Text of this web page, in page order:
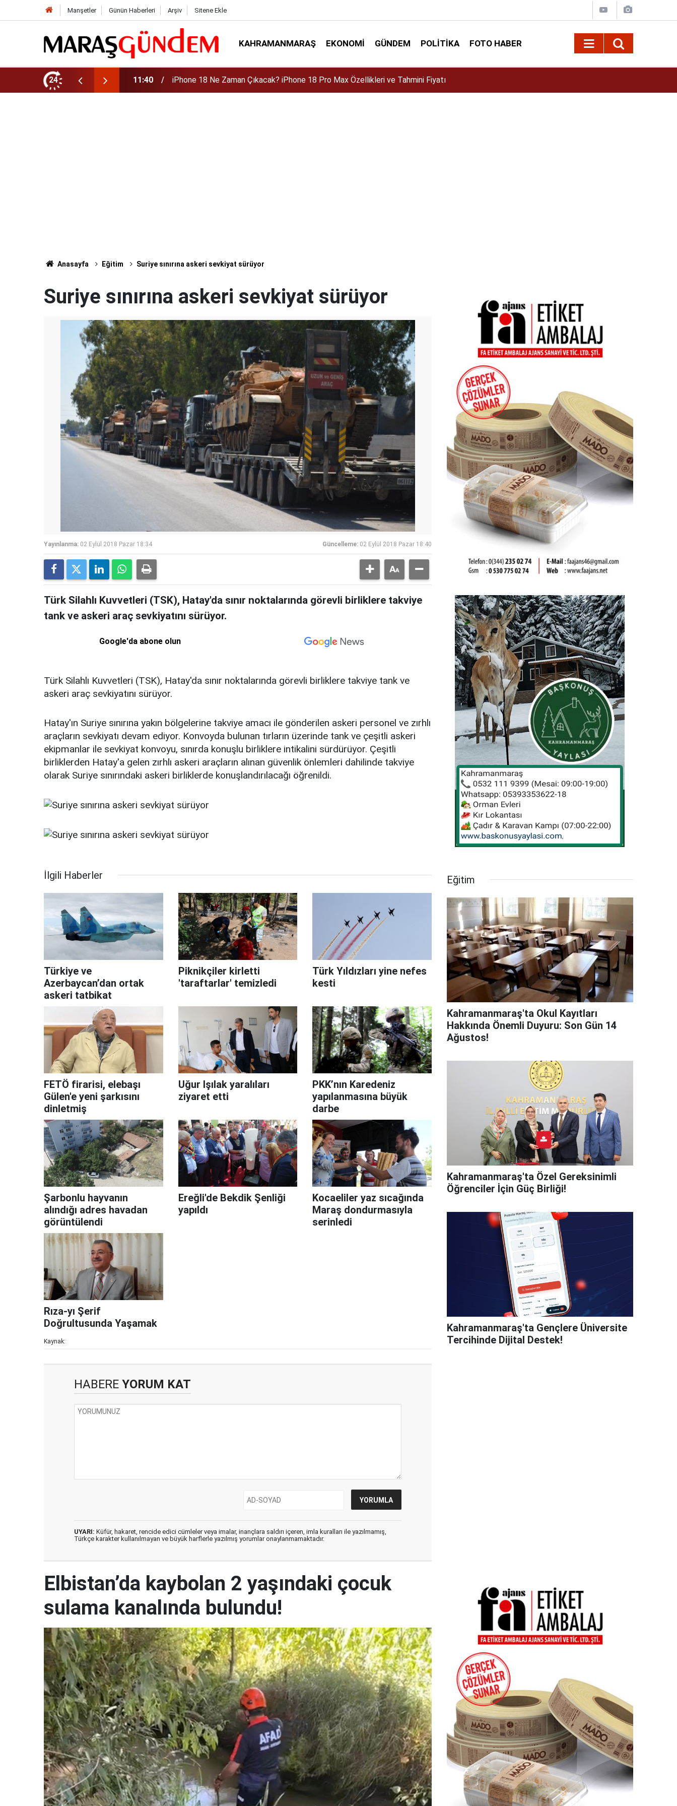
Manşetler Günün Haberleri Arşiv Sitene Ekle
KAHRAMANMARAŞ EKONOMI GÜNDEM POLITIKA FOTO HABER
24
ve Tahmini Fiyatı 11:39 İlkay Çiçek Kimdir? İlkay Çiçek Kaç Yaşında, Evli mi, Eşi Kim?
Anasayfa Eğitim Suriye sınırına askeri sevkiyat sürüyor
Suriye sınırına askeri sevkiyat sürüyor
Yayınlanma: 02 Eylül 2018 Pazar 18:34 Güncelleme: 02 Eylül 2018 Pazar 18:40
Türk Silahlı Kuvvetleri (TSK), Hatay'da sınır noktalarında görevli birliklere takviye
tank ve askeri araç sevkiyatını sürüyor.
Google'da abone olun
Türk Silahlı Kuvvetleri (TSK), Hatay'da sınır noktalarında görevli birliklere takviye tank ve
askeri araç sevkiyatını sürüyor.
Hatay'ın Suriye sınırına yakın bölgelerine takviye amacı ile gönderilen askeri personel ve zırhlı
araçların sevkiyatı devam ediyor. Konvoyda bulunan tırların üzerinde tank ve çeşitli askeri
ekipmanlar ile sevkiyat konvoyu, sınırda konuşlu birliklere intikalini sürdürüyor. Çeşitli
birliklerden Hatay'a gelen zırhlı askeri araçların alınan güvenlik önlemleri dahilinde takviye
olarak Suriye sınırındaki askeri birliklerde konuşlandırılacağı öğrenildi.
İlgili Haberler
Türkiye ve
Azerbaycan’dan ortak
askeri tatbikat
Piknikçiler kirletti
'taraftarlar' temizledi
Türk Yıldızları yine nefes
kesti
FETÖ firarisi, elebaşı
Gülen'e yeni şarkısını
dinletmiş
Uğur Işılak yaralıları
ziyaret etti
PKK’nın Karedeniz
yapılanmasına büyük
darbe
Şarbonlu hayvanın
alındığı adres havadan
görüntülendi
Ereğli'de Bekdik Şenliği
yapıldı
Kocaeliler yaz sıcağında
Maraş dondurmasıyla
serinledi
Rıza-yı Şerif
Doğrultusunda Yaşamak
Kaynak:
HABERE YORUM KAT
UYARI: Küfür, hakaret, rencide edici cümleler veya imalar, inançlara saldırı içeren, imla kuralları ile yazılmamış,
Türkçe karakter kullanılmayan ve büyük harflerle yazılmış yorumlar onaylanmamaktadır.
Eğitim
Kahramanmaraş'ta Okul Kayıtları
Hakkında Önemli Duyuru: Son Gün 14
Ağustos!
Kahramanmaraş'ta Özel Gereksinimli
Öğrenciler İçin Güç Birliği!
Kahramanmaraş'ta Gençlere Üniversite
Tercihinde Dijital Destek!
Elbistan’da kaybolan 2 yaşındaki çocuk
sulama kanalında bulundu!